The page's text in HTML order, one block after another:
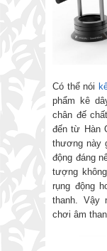
Có thể nói
phẩm kê
chân đế
đến từ Hàn
thương này
động đáng
tượng
rụng động
thanh. Vậy
chơi âm